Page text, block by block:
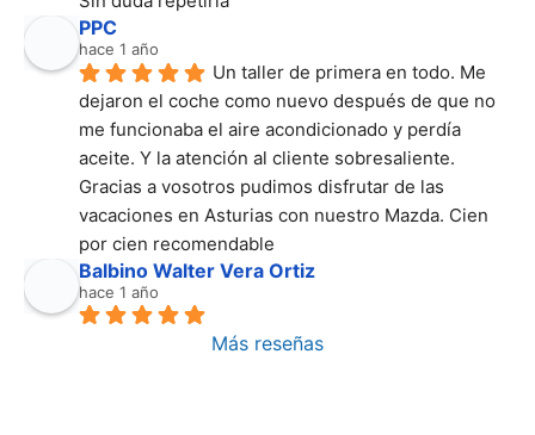
PPC
hace 1 año
Un taller de primera en todo. Me
dejaron el coche como nuevo después de que no
me funcionaba el aire acondicionado y perdía
aceite. Y la atención al cliente sobresaliente.
Gracias a vosotros pudimos disfrutar de las
vacaciones en Asturias con nuestro Mazda. Cien
por cien recomendable
Balbino Walter Vera Ortiz
hace 1 año
Más reseñas